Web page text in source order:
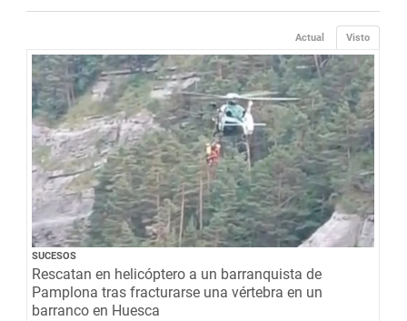
Visto
Actual
SUCESOS
Rescatan en helicóptero a un barranquista de
Pamplona tras fracturarse una vértebra en un
barranco en Huesca